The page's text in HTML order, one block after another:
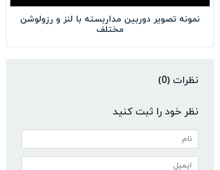
نمونه تصویر دوربین مداربسته با لنز و رزولوشن
مختلف
نظرات (0)
نظر خود را ثبت کنید